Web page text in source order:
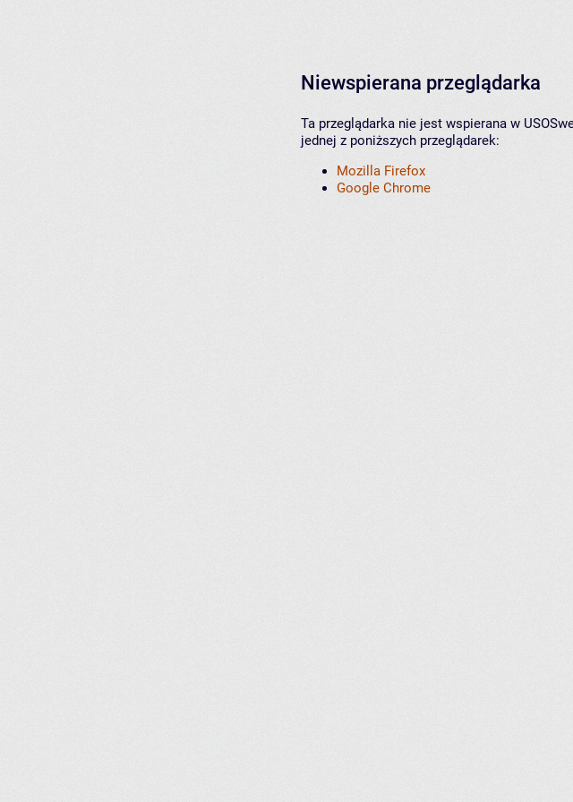
Niewspierana przeglądarka
Ta przeglądarka nie jest wspierana w
jednej z poniższych przeglądarek:
Mozilla Firefox
Google Chrome